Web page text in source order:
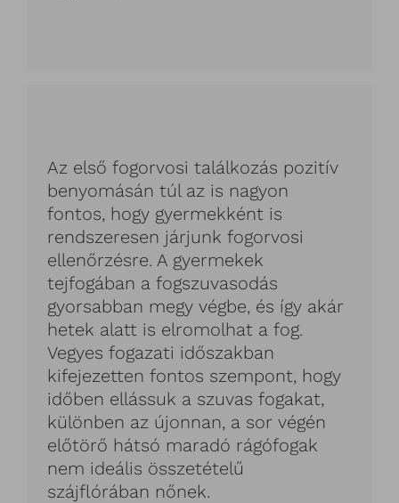
Az első fogorvosi találkozás pozitív
benyomásán túl az is nagyon
fontos, hogy gyermekként is
rendszeresen járjunk fogorvosi
ellenőrzésre. A gyermekek
tejfogában a fogszuvasodás
gyorsabban megy végbe, és így akár
hetek alatt is elromolhat a fog.
Vegyes fogazati időszakban
kifejezetten fontos szempont, hogy
időben ellássuk a szuvas fogakat,
különben az újonnan, a sor végén
előtörő hátsó maradó rágófogak
nem ideális összetételű
szájflórában nőnek.